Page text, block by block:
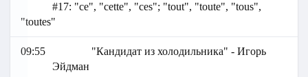
#17: "ce", "cette", "ces"; "tout", "toute", "tous",
"toutes"
09:55
"Кандидат из холодильника" - Игорь
Эйдман